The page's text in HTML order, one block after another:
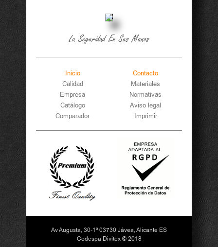
La Seguridad En Sus Manos
Inicio
Calidad
Empresa
Catálogo
Comparador
Contacto
Materiales
Normativas
Aviso legal
Imprimir
Av Augusta, 30-1º 03730 Jávea, Alicante ES
Codespa Divitex © 2018